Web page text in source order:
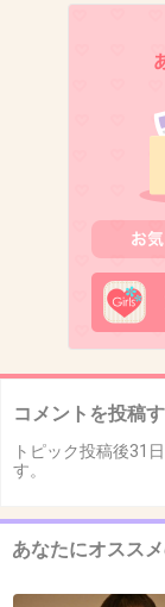
コメントを投稿
トピック投稿後31
す。
あなたにオスス